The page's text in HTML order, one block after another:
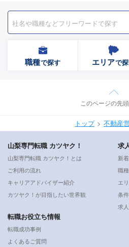
職種で探す エリアで
このページの先
トップ 不動産
山梨専門転職 カツヤク！
山梨専門転職 カツヤク！とは
ご利用の流れ
キャリアアドバイザー紹介
カツヤク！が目指したい世界観
求
新
職
エ
条
求
転職お役立ち情報
転職成功事例
よくあるご質問